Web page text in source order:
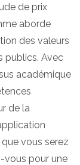
de prix
aborde
des valeurs
publics. Avec
académique
de la
vous serez
vous pour une